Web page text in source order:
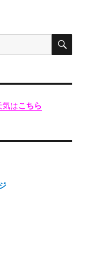
検
気はこちら